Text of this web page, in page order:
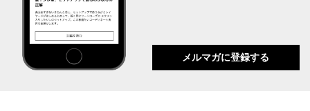
メルマガに登録する